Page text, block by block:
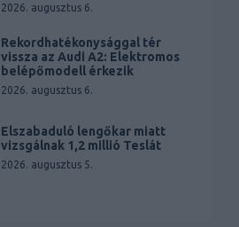
2026. augusztus 6.
Rekordhatékonysággal tér
vissza az Audi A2: Elektromos
belépőmodell érkezik
2026. augusztus 6.
Elszabaduló lengőkar miatt
vizsgálnak 1,2 millió Teslát
2026. augusztus 5.